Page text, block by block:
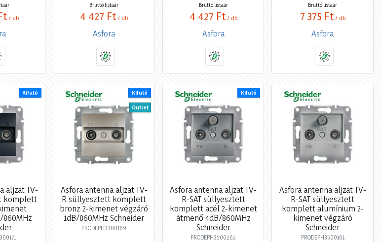
/ db
Bruttó listaár
4 427 Ft / db
Asfora
Bruttó listaár
4 427 Ft / db
Asfora
Bruttó listaár
7 375 Ft / db
Asfora
Kifutó
aljzat TV-
komplett
860MHz
Kifutó
Outlet
Asfora antenna aljzat TV-
R süllyesztett komplett
bronz 2-kimenet végzáró
1dB/860MHz Schneider
PRODEPH3300169
Kifutó
Asfora antenna aljzat TV-
R-SAT süllyesztett
komplett acél 2-kimenet
átmenő 4dB/860MHz
Schneider
PRODEPH3500262
Asfora antenna aljzat TV-
R-SAT süllyesztett
komplett alumínium 2-
kimenet végzáró
Schneider
PRODEPH3500161